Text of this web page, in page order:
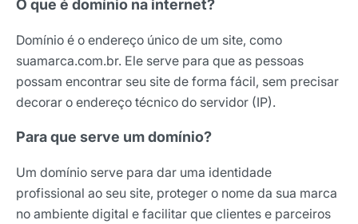
O que é domínio na internet?
Domínio é o endereço único de um site, como
suamarca.com.br. Ele serve para que as pessoas
possam encontrar seu site de forma fácil, sem precisar
decorar o endereço técnico do servidor (IP).
Para que serve um domínio?
Um domínio serve para dar uma identidade
profissional ao seu site, proteger o nome da sua marca
no ambiente digital e facilitar que clientes e parceiros